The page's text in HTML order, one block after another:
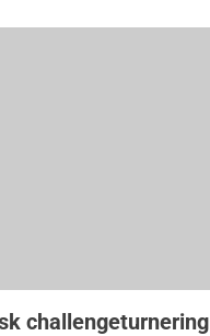
challengeturnering